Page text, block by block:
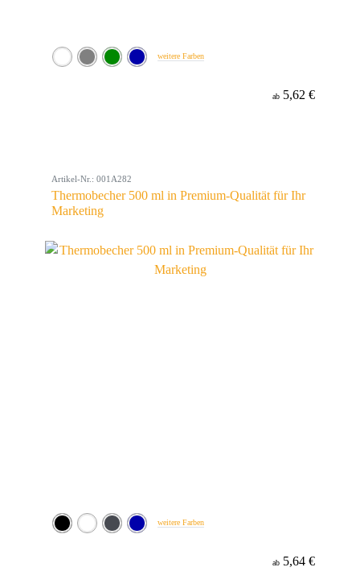
weitere Farben
ab 5,62 €
Artikel-Nr.: 001A282
Thermobecher 500 ml in Premium-Qualität für Ihr
Marketing
weitere Farben
ab 5,64 €